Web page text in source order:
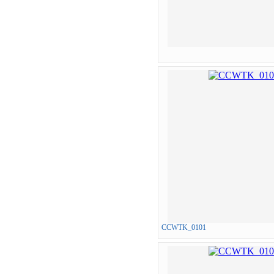
CCWTK_0101